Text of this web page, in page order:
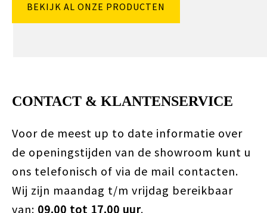
BEKIJK AL ONZE PRODUCTEN
CONTACT & KLANTENSERVICE
Voor de meest up to date informatie over
de openingstijden van de showroom kunt u
ons telefonisch of via de mail contacten.
Wij zijn maandag t/m vrijdag bereikbaar
van: 09.00 tot 17.00 uur.